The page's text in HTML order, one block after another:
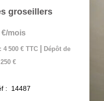
groseillers
€/mois
500 € TTC
Dépôt de
€
: 14487